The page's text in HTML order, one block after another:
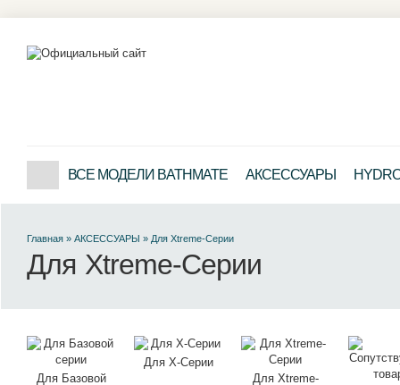
ВСЕ МОДЕЛИ BATHMATE АКСЕССУАРЫ
Главная » АКСЕССУАРЫ » Для Xtreme-Серии
Для Xtreme-Серии
Для Базовой
Для X-Серии
Для Xtreme-